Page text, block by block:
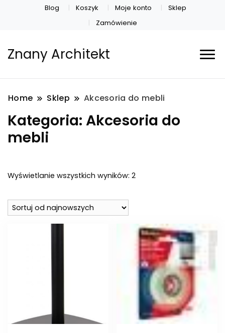
Blog Koszyk Moje konto
Sklep
Zamówienie
Znany Architekt
Home Sklep Akcesoria do mebli
Kategoria: Akcesoria do
mebli
Wyświetlanie wszystkich wyników: 2Posortowane